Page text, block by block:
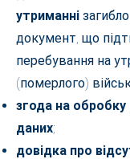
утриманні
документ, що
перебування на
(померлого)
згода на обробку
даних;
довідка про